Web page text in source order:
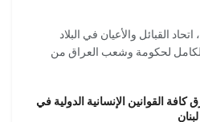
القبائل والأعيان في البلاد
الكامل لحكومة وشعب العراق من
كافة القوانين الإنسانية الدولية في